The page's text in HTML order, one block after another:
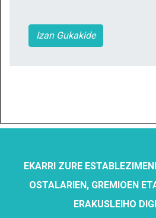
Izan Gukakide
EKARRI ZURE
OSTALARIEN, GREMIOEN
ERAKUSLEIHO